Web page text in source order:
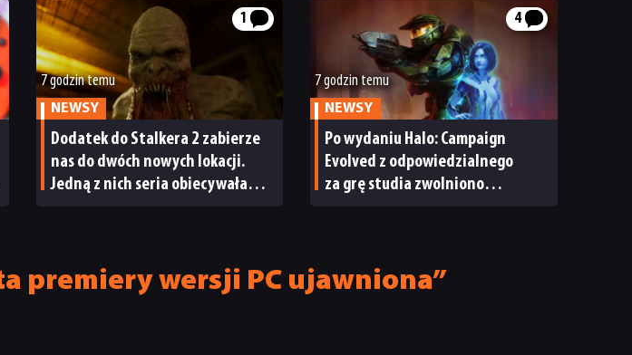
1
7 godzin temu
NEWSY
Dodatek do Stalkera 2 zabierze
nas do dwóch nowych lokacji.
Jedną z nich seria obiecywała
4
7 godzin temu
NEWSY
Po wydaniu Halo: Campaign
Evolved z odpowiedzialnego
za grę studia zwolniono
premiery wersji PC ujawniona”